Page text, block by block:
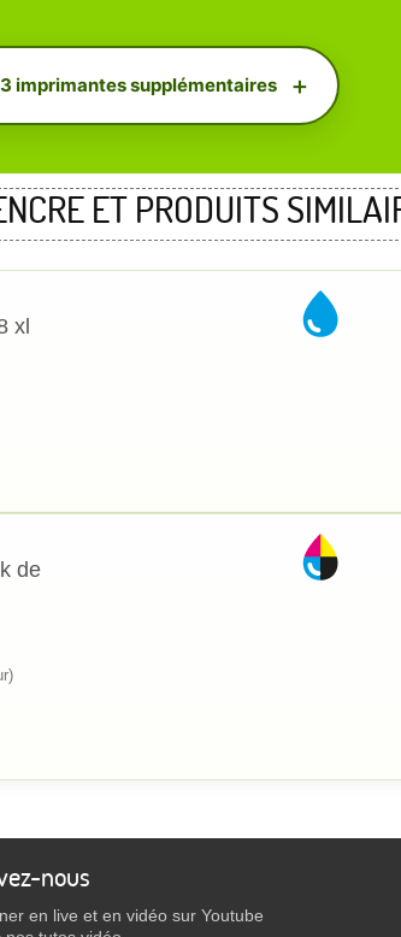
imprimantes supplémentaires
ET PRODUITS
xl
de
nous
en live et en vidéo sur Youtube